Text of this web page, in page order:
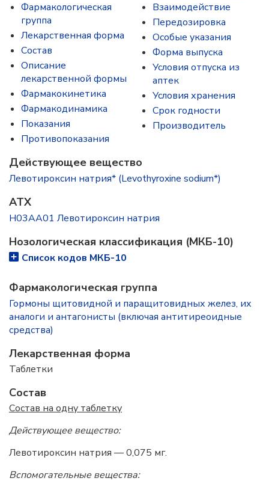
Фармакологическая
группа
Лекарственная форма
Состав
Описание
лекарственной формы
Фармакокинетика
Фармакодинамика
Показания
Противопоказания
Взаимодействие
Передозировка
Особые указания
Форма выпуска
Условия отпуска из
аптек
Условия хранения
Срок годности
Производитель
Действующее вещество
Левотироксин натрия* (Levothyroxine sodium*)
ATX
H03AA01 Левотироксин натрия
Нозологическая классификация (МКБ-10)
Список кодов МКБ-10
Фармакологическая группа
Гормоны щитовидной и паращитовидных желез, их
аналоги и антагонисты (включая антитиреоидные
средства)
Лекарственная форма
Таблетки
Состав
Состав на одну таблетку
Действующее вещество:
Левотироксин натрия — 0,075 мг.
Вспомогательные вещества: